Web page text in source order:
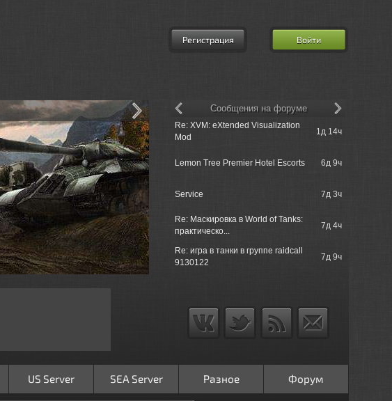
Регистрация Войти
MatroseFuchs => [ALL] ModStation
1395д
Morinit_Mate => Морские легенды.
Sackville
1396д
700s000 => Морские легенды.
Sackville
1396д
Rushcore => Вопрос по
операциям.
1396д
Rushcore => Вопрос по
операциям.
1396д
Re: XVM: eXtended Visualization
Mod
1д 14ч
Lemon Tree Premier Hotel Escorts 6д 9ч
Service 7д 3ч
Re: Маскировка в World of Tanks:
практическо...
7д 4ч
Re: игра в танки в группе raidcall
9130122
7д 9ч
Сообщения на форуме
US Server SEA Server Разное Форум